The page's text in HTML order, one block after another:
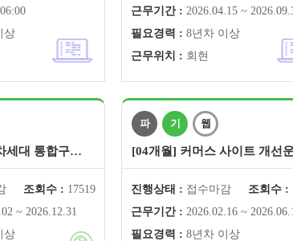
상
근무기간 : 2026.04.15 ~
필요경력 : 8년차 이상
근무위치 : 회현
세대 통합구…
조회수 : 17519
~ 2026.12.31
상
파 기 웹
[04개월] 커머스 사이트 개선
진행상태 : 접수마감 조회수 :
근무기간 : 2026.02.16 ~
필요경력 : 8년차 이상